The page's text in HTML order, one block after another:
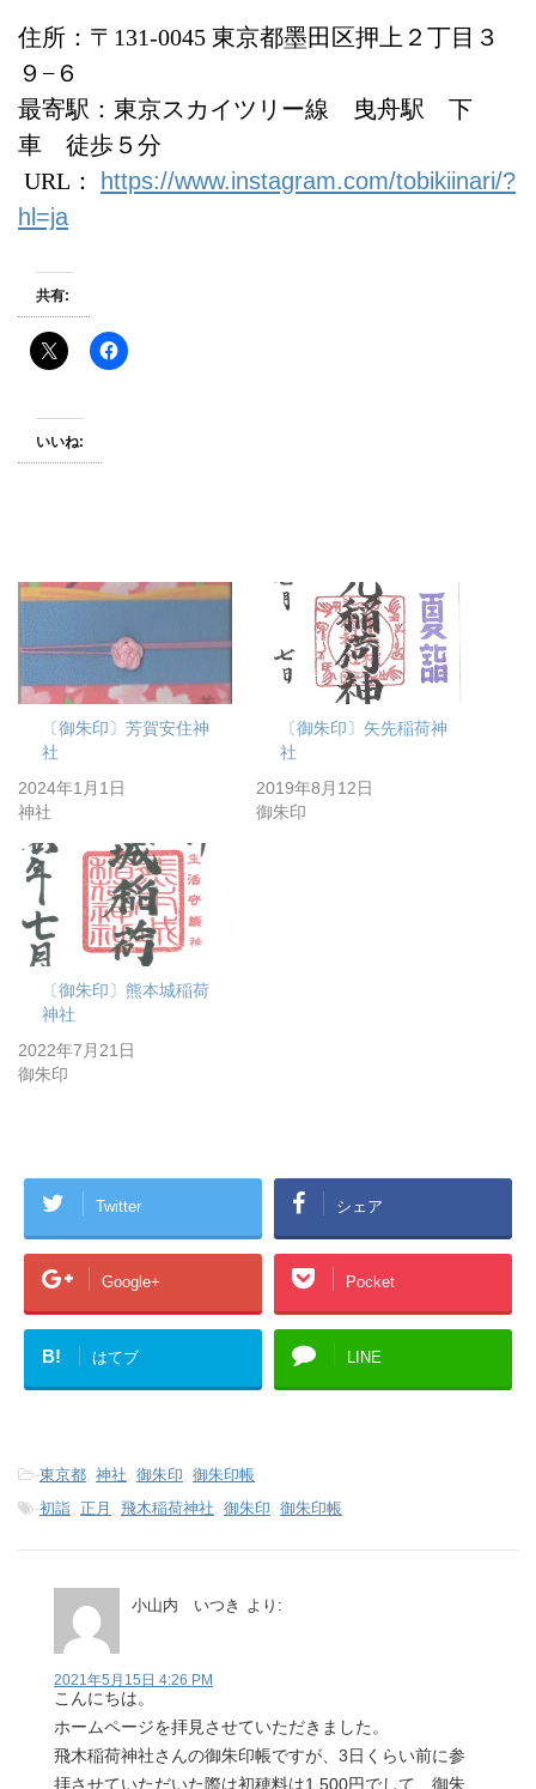
住所：〒131-0045 東京都墨田区押上２丁目３
９−６
最寄駅：東京スカイツリー線 曳舟駅 下
車 徒歩５分
URL：
https://www.instagram.com/tobikiinari/?
hl=ja
共有:
いいね:
〔御朱印〕芳賀安住神
社
2024年1月1日
神社
〔御朱印〕矢先稲荷神
社
2019年8月12日
御朱印
〔御朱印〕熊本城稲荷
神社
2022年7月21日
御朱印
Twitter シェア
Google+ Pocket
B! はてブ LINE
-東京都 神社 御朱印 御朱印帳
-初詣 正月 飛木稲荷神社 御朱印 御朱印帳
小山内 いつき より:
2021年5月15日 4:26 PM
こんにちは。
ホームページを拝見させていただきました。
飛木稲荷神社さんの御朱印帳ですが、3日くらい前に参
拝させていただいた際は初穂料は1,500円でして、御朱